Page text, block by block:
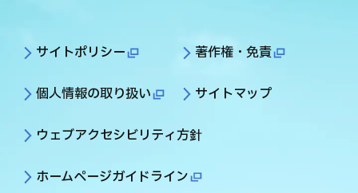
サイトポリシー 著作権・免責
個人情報の取り扱い サイトマップ
ウェブアクセシビリティ方針
ホームページガイドライン